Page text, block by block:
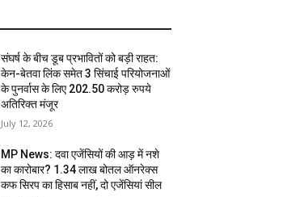
संघर्ष के बीच डूब प्रभावितों को बड़ी राहत:
केन-बेतवा लिंक समेत 3 सिंचाई परियोजनाओं
के पुनर्वास के लिए 202.50 करोड़ रुपये
अतिरिक्त मंजूर
July 12, 2026
MP News: दवा एजेंसियों की आड़ में नशे
का कारोबार? 1.34 लाख बोतल ऑनरेक्स
कफ सिरप का हिसाब नहीं, दो एजेंसियां सील